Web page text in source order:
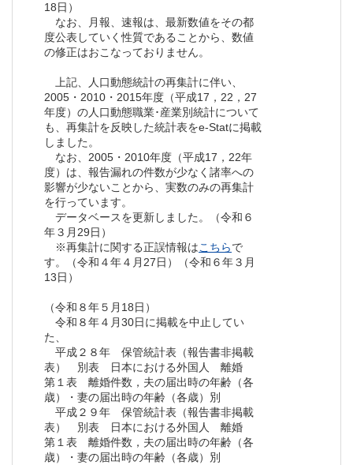
18日）
なお、月報、速報は、最新数値をその都
度公表していく性質であることから、数値
の修正はおこなっておりません。
上記、人口動態統計の再集計に伴い、
2005・2010・2015年度（平成17，22，27
年度）の人口動態職業･産業別統計について
も、再集計を反映した統計表をe-Statに掲載
しました。
なお、2005・2010年度（平成17，22年
度）は、報告漏れの件数が少なく諸率への
影響が少ないことから、実数のみの再集計
を行っています。
データベースを更新しました。（令和６
年３月29日）
※再集計に関する正誤情報はこちらで
す。（令和４年４月27日）（令和６年３月
13日）
（令和８年５月18日）
令和８年４月30日に掲載を中止してい
た、
平成２８年 保管統計表（報告書非掲載
表） 別表 日本における外国人 離婚
第１表 離婚件数，夫の届出時の年齢（各
歳）・妻の届出時の年齢（各歳）別
平成２９年 保管統計表（報告書非掲載
表） 別表 日本における外国人 離婚
第１表 離婚件数，夫の届出時の年齢（各
歳）・妻の届出時の年齢（各歳）別